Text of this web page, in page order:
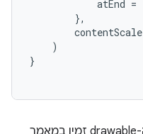
atEnd =
},
contentScale
)
}